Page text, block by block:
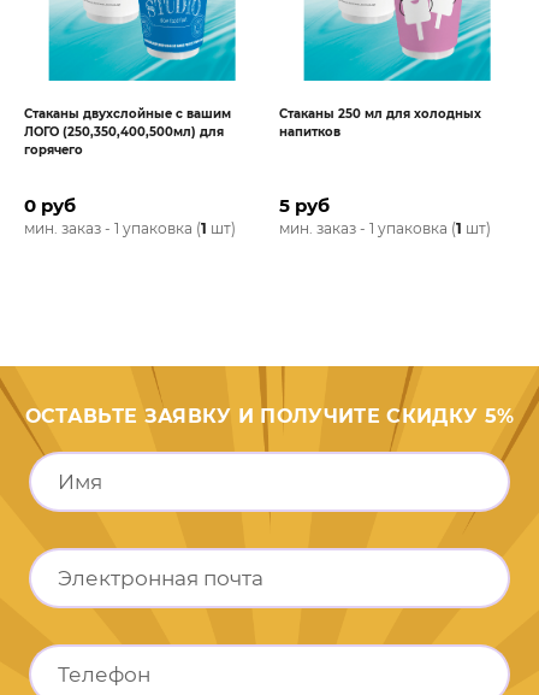
Стаканы двухслойные с вашим
ЛОГО (250,350,400,500мл) для
горячего
0 руб
мин. заказ - 1 упаковка (1 шт)
Стаканы 250 мл для холодных
напитков
5 руб
мин. заказ - 1 упаковка (1 шт)
ОСТАВЬТЕ ЗАЯВКУ И ПОЛУЧИТЕ СКИДКУ 5%